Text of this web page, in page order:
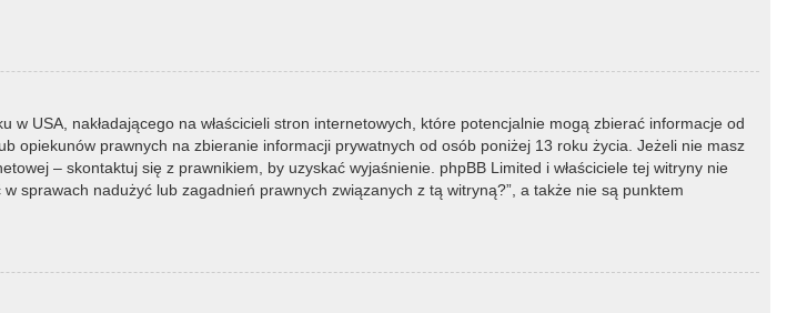
USA, nakładającego na właścicieli stron internetowych, które potencjalnie mogą zbierać informacje od
opiekunów prawnych na zbieranie informacji prywatnych od osób poniżej 13 roku życia. Jeżeli nie masz
– skontaktuj się z prawnikiem, by uzyskać wyjaśnienie. phpBB Limited i właściciele tej witryny nie
sprawach nadużyć lub zagadnień prawnych związanych z tą witryną?”, a także nie są punktem